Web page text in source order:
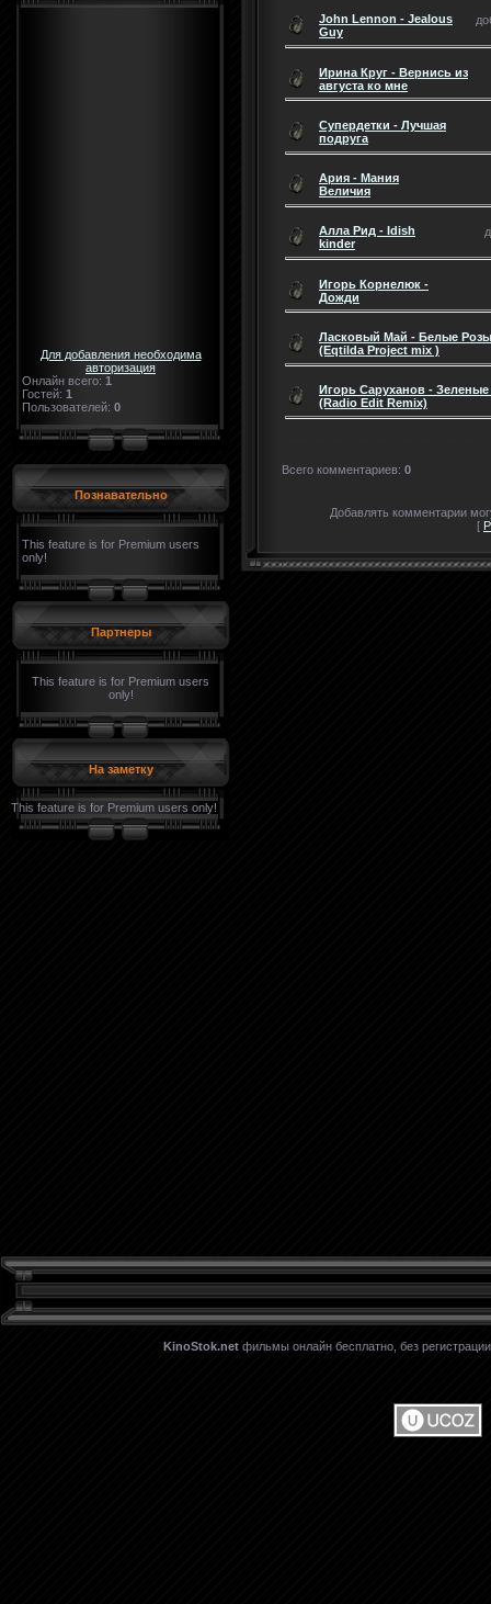
Для добавления необходима
авторизация
Онлайн всего: 1
Гостей: 1
Пользователей: 0
Познавательно
This feature is for Premium users
only!
Партнеры
This feature is for Premium users
only!
На заметку
This feature is for Premium users only!
John Lennon - Jealous
Guy
Ирина Круг - Вернись из
августа ко мне
Супердетки - Лучшая
подруга
Ария - Мания
Величия
Алла Рид - Idish
kinder
Игорь Корнелюк -
Дожди
Ласковый Май - Белые Розы
(Eqtilda Project mix )
Игорь Саруханов - Зеленые
(Radio Edit Remix)
Всего комментариев: 0
Добавлять комментарии
[
KinoStok.net фильмы онлайн бесплатно, без